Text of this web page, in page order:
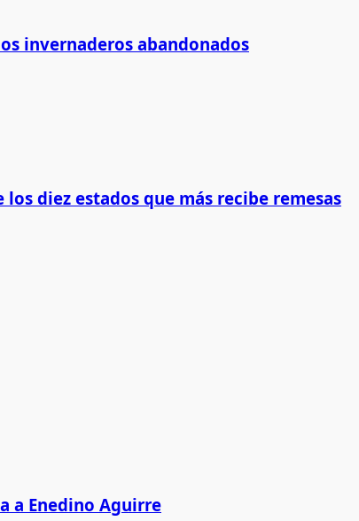
invernaderos abandonados
diez estados que más recibe remesas
a Enedino Aguirre